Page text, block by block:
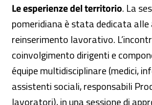
Le esperienze del territorio. La
pomeridiana è stata dedicata alle
reinserimento lavorativo.
coinvolgimento dirigenti e
équipe multidisciplinare (medici,
assistenti sociali, responsabili
lavoratori), in una sessione di